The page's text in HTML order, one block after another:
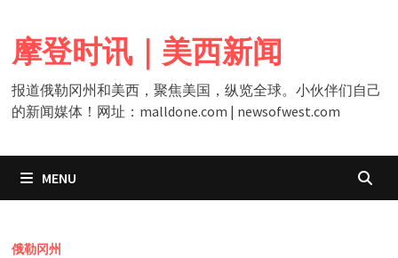
content
摩登时讯｜美西新闻
报道俄勒冈州和美西，聚焦美国，纵览全球。小伙伴们自己
的新闻媒体！网址：malldone.com | newsofwest.com
MENU
俄勒冈州